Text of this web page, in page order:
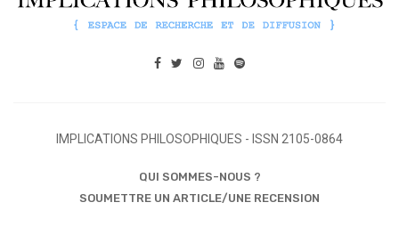
IMPLICATIONS PHILOSOPHIQUES - ISSN 2105-0864
QUI SOMMES-NOUS ?
SOUMETTRE UN ARTICLE/UNE RECENSION